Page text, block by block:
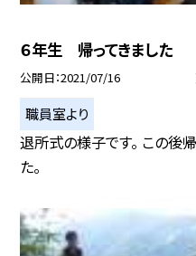
６年生 帰ってきました
公開日 2021/07/16
職員室より
退所式の様子です。 この後
た。